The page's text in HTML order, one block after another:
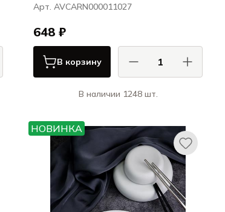
Арт. AVCARN000011027
648 ₽
В корзину
В наличии 1248 шт.
НОВИНКА